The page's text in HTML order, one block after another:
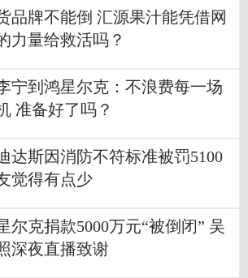
品牌不能倒 汇源果汁能凭借网
力量给救活吗？
宁到鸿星尔克：不浪费每一场
准备好了吗？
达斯因消防不符标准被罚5100
觉得有点少
尔克捐款5000万元“被倒闭” 吴
深夜直播致谢